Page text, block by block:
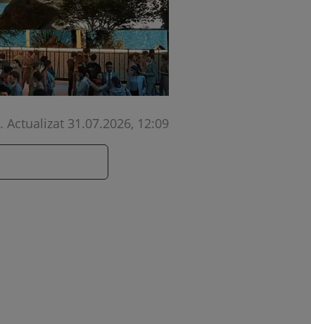
. Actualizat 31.07.2026, 12:09